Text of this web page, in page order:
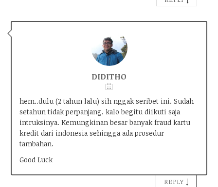
DIDITHO
hem..dulu (2 tahun lalu) sih nggak seribet ini. Sudah
setahun tidak perpanjang. kalo begitu diikuti saja
intruksinya. Kemungkinan besar banyak fraud kartu
kredit dari indonesia sehingga ada prosedur
tambahan.
Good Luck
REPLY ↓